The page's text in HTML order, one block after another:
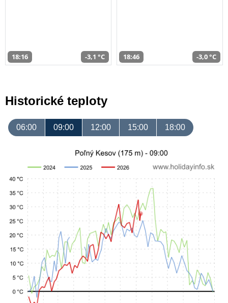
18:16 -3,1 °C 18:46 -3,0 °C
Historické teploty
06:00 09:00 12:00 15:00 18:00